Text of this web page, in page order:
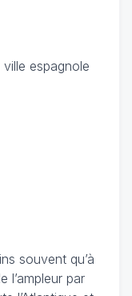
espagnole
souvent qu’à
l’ampleur par